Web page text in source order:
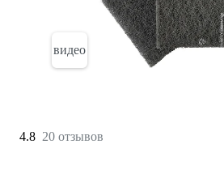
видео
4.8 20 отзывов